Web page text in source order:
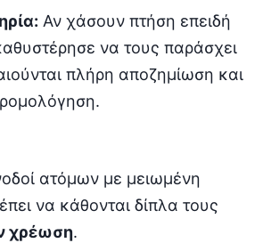
Αν χάσουν πτήση επειδή
να τους παράσχει
πλήρη αποζημίωση και
ατόμων με μειωμένη
να κάθονται δίπλα τους
χρέωση.